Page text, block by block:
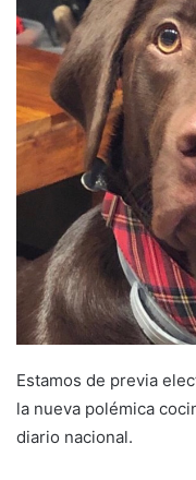
n
e
m
Estamos de previa
la nueva polémica
diario nacional.